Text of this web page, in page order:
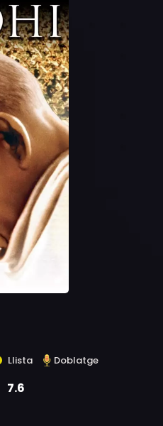
Llista Doblatge
7.6